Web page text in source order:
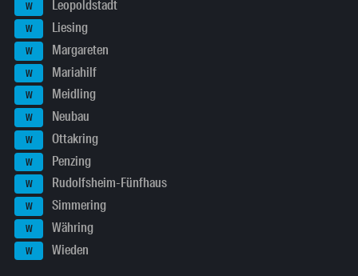
W Leopoldstadt
W Liesing
W Margareten
W Mariahilf
W Meidling
W Neubau
W Ottakring
W Penzing
W Rudolfsheim-Fünfhaus
W Simmering
W Währing
W Wieden